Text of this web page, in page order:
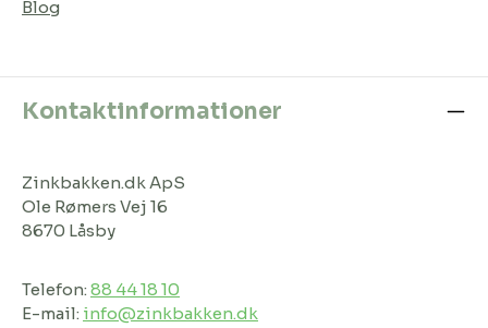
Blog
Kontaktinformationer
Zinkbakken.dk ApS
Ole Rømers Vej 16
8670 Låsby
Telefon: 88 44 18 10
E-mail: info@zinkbakken.dk